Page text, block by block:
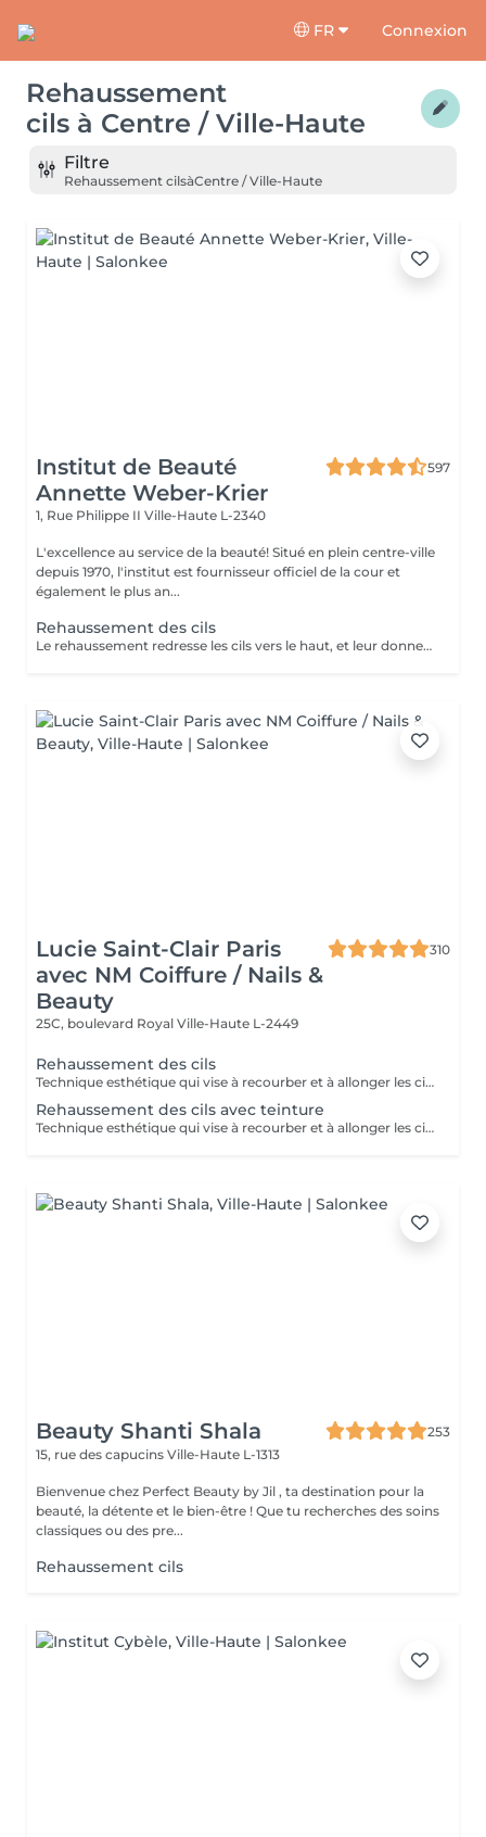
FR Connexion
Rehaussement
cils à Centre / Ville-Haute
Filtre
Rehaussement cilsàCentre / Ville-Haute
Institut de Beauté
Annette Weber-Krier
597
1, Rue Philippe II Ville-Haute L-2340
L'excellence au service de la beauté! Situé en plein centre-ville
depuis 1970, l'institut est fournisseur officiel de la cour et
également le plus an...
Rehaussement des cils
Le rehaussement redresse les cils vers le haut, et leur donne une superbe courbure, de la longueur, de la hauteur et du volume : vos cils paraissent plus longs et plus denses. Pour toutes celles qui veulent avoir un regard intense et des cils plus longs c'est une technique qui rallonge vos propres cils sans avoir recours aux extensions de cils. Elle peut être complémentaire à l'application d'extensions de cils, afin de faciliter leur application lorsque vos cils sont trop droits ou trop recourbés : Une beauté en un clin d'oeil ! Le soin ne dure que 45 minutes et n'est pas inconfortable : son effet recourbant dure entre 8 et 12 semaines, ce qui correspond au cycle naturel des cils. Tout de suite après le rehaussement, nous vous proposons soit une teinture des cils, pour intensifier la couleur de vos cils, soit un soin à la kératine, un traitement unique pour nourrir, épaissir et hydrater vos cils naturels ,soit l'application d'un mascara semi-permanent afin d'en améliorer encore l'aspect ' maquillé ' ( tenue 3-4 semaines). Vous avez la possibilité de faire tous ces soins en un même séance :))
Lucie Saint-Clair Paris
avec NM Coiffure / Nails &
Beauty
310
25C, boulevard Royal Ville-Haute L-2449
Rehaussement des cils
Technique esthétique qui vise à recourber et à allonger les cils naturels.
Rehaussement des cils avec teinture
Technique esthétique qui vise à recourber et à allonger les cils naturels tout en apportant une intensification au regard grâce à la teinture.
Beauty Shanti Shala
253
15, rue des capucins Ville-Haute L-1313
Bienvenue chez Perfect Beauty by Jil , ta destination pour la
beauté, la détente et le bien-être ! Que tu recherches des soins
classiques ou des pre...
Rehaussement cils